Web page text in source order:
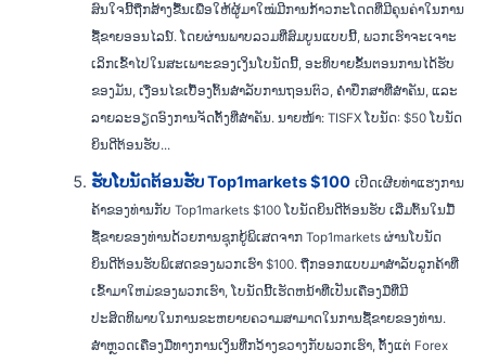
ສົນໃຈນີ້ຖືກສ້າງຂື້ນເພື່ອໃຫ້ຜູ້ມາໃໝ່ມີການກ້າວກະໂດດທີ່ມີຄຸນຄ່າໃນການ
ຊື້ຂາຍອອນໄລນ໌. ໂດຍຜ່ານພາບລວມທີ່ສົມບູນແບບນີ້, ພວກເຮົາຈະເຈາະ
ເລິກເຂົ້າໄປໃນສະເພາະຂອງເງິນໂບນັດນີ້, ອະທິບາຍຂັ້ນຕອນການໄດ້ຮັບ
ຂອງມັນ, ເງື່ອນໄຂເບື້ອງຕົ້ນສໍາລັບການຖອນຕົວ, ຄໍາປຶກສາທີ່ສໍາຄັນ, ແລະ
ລາຍລະອຽດອົງການຈັດຕັ້ງທີ່ສໍາຄັນ. ນາຍໜ້າ: TISFX ໂບນັດ: $50 ໂບນັດ
ຍິນດີຕ້ອນຮັບ...
ຮັບໂບນັດຕ້ອນຮັບ Top1markets $100 ເປີດເຜີຍທ່າແຮງການ
ຄ້າຂອງທ່ານກັບ Top1markets $100 ໂບນັດຍິນດີຕ້ອນຮັບ ເລີ່ມຕົ້ນໃນມື້
ຊື້ຂາຍຂອງທ່ານດ້ວຍການຊຸກຍູ້ພິເສດຈາກ Top1markets ຜ່ານໂບນັດ
ຍິນດີຕ້ອນຮັບພິເສດຂອງພວກເຮົາ $100. ຖືກອອກແບບມາສໍາລັບລູກຄ້າທີ່
ເຂົ້າມາໃຫມ່ຂອງພວກເຮົາ, ໂບນັດນີ້ເຮັດຫນ້າທີ່ເປັນເຄື່ອງມືທີ່ມີ
ປະສິດທິພາບໃນການຂະຫຍາຍຄວາມສາມາດໃນການຊື້ຂາຍຂອງທ່ານ.
ສຳຫຼວດເຄື່ອງມືທາງການເງິນທີ່ກວ້າງຂວາງກັບພວກເຮົາ, ຕັ້ງແຕ່ Forex